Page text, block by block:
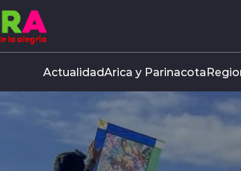
ActualidadArica y Parinacota